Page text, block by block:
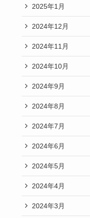
2025年1月
2024年12月
2024年11月
2024年10月
2024年9月
2024年8月
2024年7月
2024年6月
2024年5月
2024年4月
2024年3月